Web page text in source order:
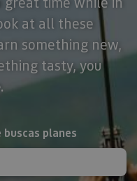
at all these
something new,
tasty, you
planes